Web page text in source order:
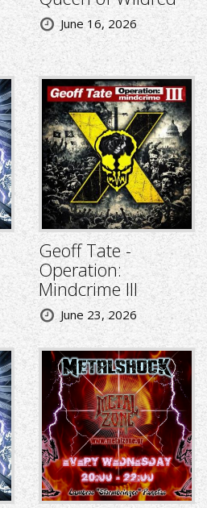
June 16, 2026
Geoff Tate -
Operation:
Mindcrime III
June 23, 2026